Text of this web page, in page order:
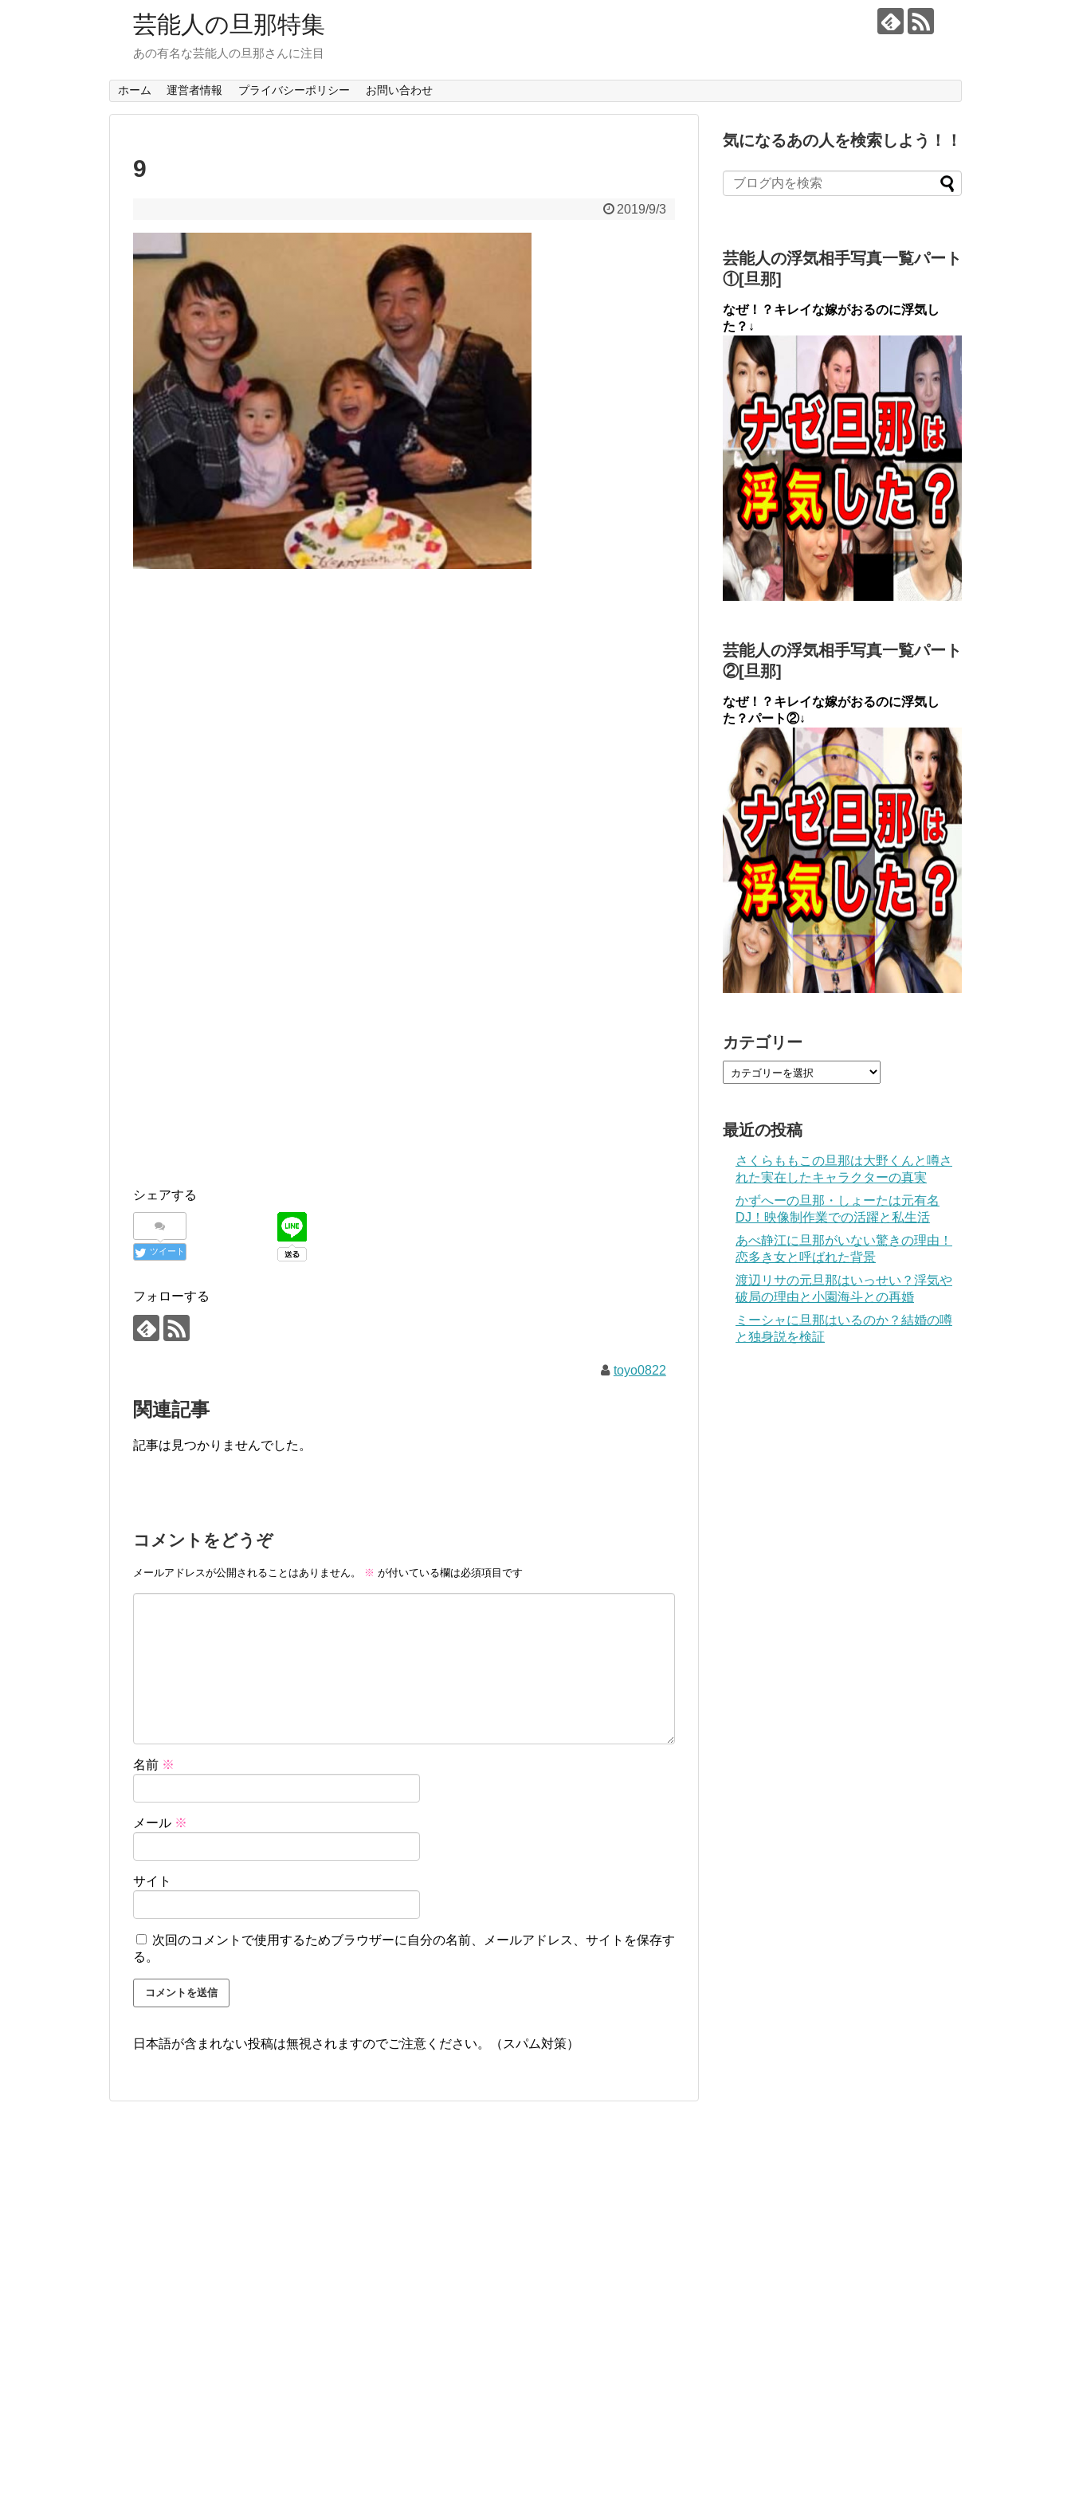
芸能人の旦那特集
あの有名な芸能人の旦那さんに注目
ホーム 運営者情報 プライバシーポリシー お問い合わせ
9
2019/9/3
シェアする
ツイート
フォローする
toyo0822
関連記事
記事は見つかりませんでした。
コメントをどうぞ
メールアドレスが公開されることはありません。 ※ が付いている欄は必須項目です
名前 ※
メール ※
サイト
次回のコメントで使用するためブラウザーに自分の名前、メールアドレス、サイトを保存す
る。
日本語が含まれない投稿は無視されますのでご注意ください。（スパム対策）
気になるあの人を検索しよう！！
芸能人の浮気相手写真一覧パート
①[旦那]
なぜ！？キレイな嫁がおるのに浮気し
た？↓
芸能人の浮気相手写真一覧パート
②[旦那]
なぜ！？キレイな嫁がおるのに浮気し
た？パート②↓
カテゴリー
最近の投稿
さくらももこの旦那は大野くんと噂さ
れた実在したキャラクターの真実
かずへーの旦那・しょーたは元有名
DJ！映像制作業での活躍と私生活
あべ静江に旦那がいない驚きの理由！
恋多き女と呼ばれた背景
渡辺リサの元旦那はいっせい？浮気や
破局の理由と小園海斗との再婚
ミーシャに旦那はいるのか？結婚の噂
と独身説を検証